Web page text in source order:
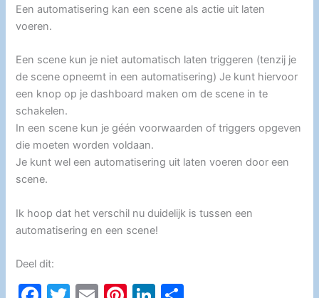
Een automatisering kan een scene als actie uit laten
voeren.
Een scene kun je niet automatisch laten triggeren (tenzij je
de scene opneemt in een automatisering) Je kunt hiervoor
een knop op je dashboard maken om de scene in te
schakelen.
In een scene kun je géén voorwaarden of triggers opgeven
die moeten worden voldaan.
Je kunt wel een automatisering uit laten voeren door een
scene.
Ik hoop dat het verschil nu duidelijk is tussen een
automatisering en een scene!
Deel dit: